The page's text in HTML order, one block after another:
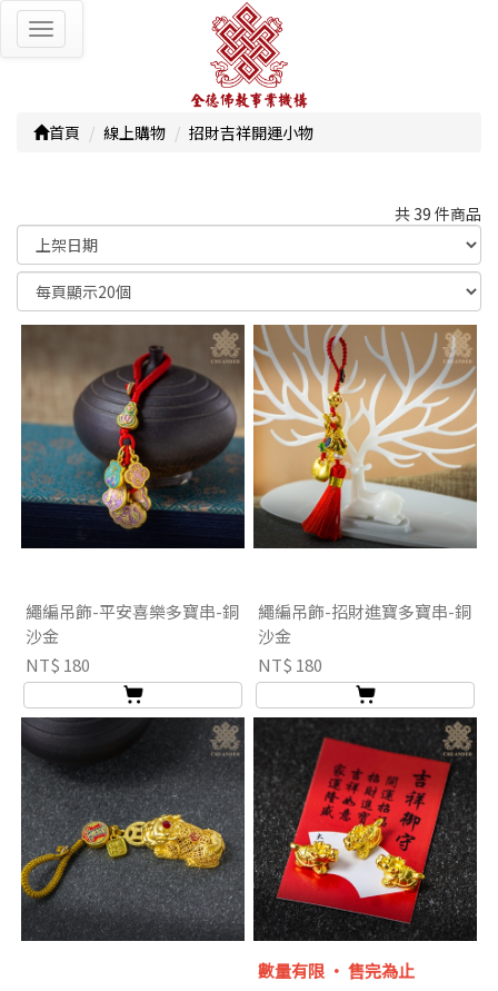
Toggle
navigation
首頁 線上購物 招財吉祥開運小物
共 39 件商品
繩編吊飾-平安喜樂多寶串-銅
沙金
NT$ 180
繩編吊飾-招財進寶多寶串-銅
沙金
NT$ 180
數量有限 ‧ 售完為止